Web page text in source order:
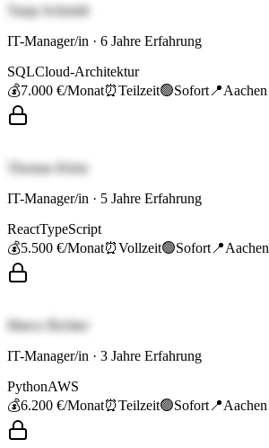
Tanja Schmidt
IT-Manager/in · 6 Jahre Erfahrung
SQLCloud-Architektur
💰7.000 €/Monat⏰Teilzeit🟢Sofort 📍Aachen
Thomas Klein
IT-Manager/in · 5 Jahre Erfahrung
ReactTypeScript
💰5.500 €/Monat⏰Vollzeit🟢Sofort 📍Aachen
Marco Richter
IT-Manager/in · 3 Jahre Erfahrung
PythonAWS
💰6.200 €/Monat⏰Teilzeit🟢Sofort 📍Aachen